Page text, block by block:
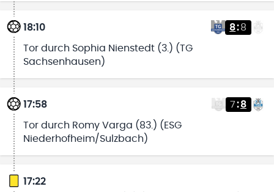
18:10 8:8
Tor durch Sophia Nienstedt (3.) (TG
Sachsenhausen)
17:58 7:8
Tor durch Romy Varga (83.) (ESG
Niederhofheim/Sulzbach)
17:22